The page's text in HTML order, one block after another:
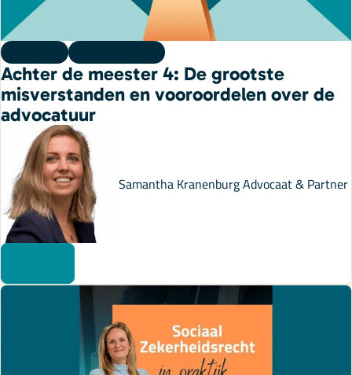
Achter de meester 4: De grootste
misverstanden en vooroordelen over de
advocatuur
Samantha KranenburgAdvocaat & Partner